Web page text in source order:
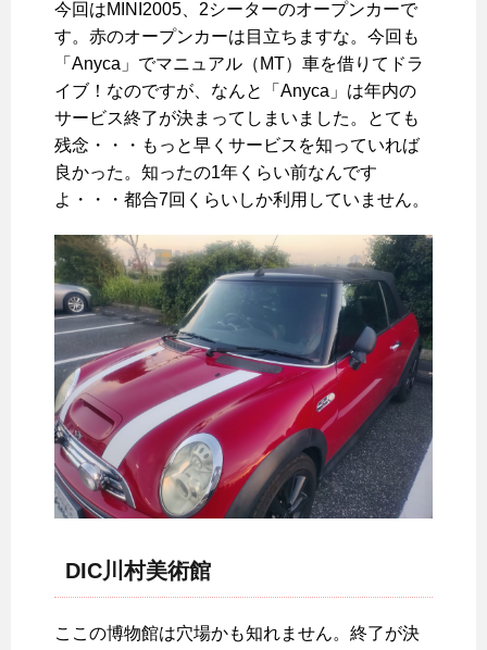
今回はMINI2005、2シーターのオープンカーで
す。赤のオープンカーは目立ちますな。今回も
「Anyca」でマニュアル（MT）車を借りてドラ
イブ！なのですが、なんと「Anyca」は年内の
サービス終了が決まってしまいました。とても
残念・・・もっと早くサービスを知っていれば
良かった。知ったの1年くらい前なんです
よ・・・都合7回くらいしか利用していません。
DIC川村美術館
ここの博物館は穴場かも知れません。終了が決